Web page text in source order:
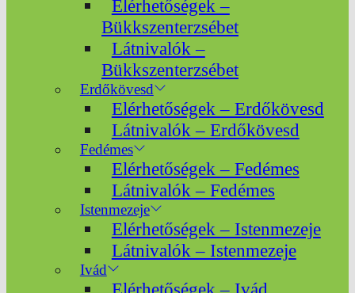
Elérhetőségek –
Bükkszenterzsébet
Látnivalók –
Bükkszenterzsébet
Erdőkövesd
Elérhetőségek – Erdőkövesd
Látnivalók – Erdőkövesd
Fedémes
Elérhetőségek – Fedémes
Látnivalók – Fedémes
Istenmezeje
Elérhetőségek – Istenmezeje
Látnivalók – Istenmezeje
Ivád